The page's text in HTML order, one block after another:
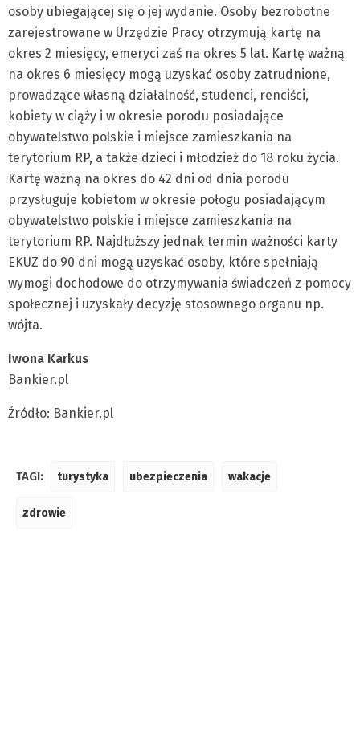
osoby ubiegającej się o jej wydanie. Osoby bezrobotne
zarejestrowane w Urzędzie Pracy otrzymują kartę na
okres 2 miesięcy, emeryci zaś na okres 5 lat. Kartę ważną
na okres 6 miesięcy mogą uzyskać osoby zatrudnione,
prowadzące własną działalność, studenci, renciści,
kobiety w ciąży i w okresie porodu posiadające
obywatelstwo polskie i miejsce zamieszkania na
terytorium RP, a także dzieci i młodzież do 18 roku życia.
Kartę ważną na okres do 42 dni od dnia porodu
przysługuje kobietom w okresie połogu posiadającym
obywatelstwo polskie i miejsce zamieszkania na
terytorium RP. Najdłuższy jednak termin ważności karty
EKUZ do 90 dni mogą uzyskać osoby, które spełniają
wymogi dochodowe do otrzymywania świadczeń z pomocy
społecznej i uzyskały decyzję stosownego organu np.
wójta.
Iwona Karkus
Bankier.pl
Źródło: Bankier.pl
TAGI: turystyka ubezpieczenia wakacje
zdrowie